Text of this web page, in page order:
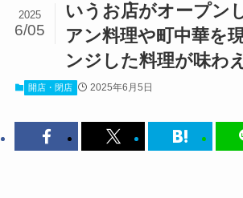
いうお店がオープン
アン料理や町中華を
ンジした料理が味わ
2025
6/05
開店・閉店 2025年6月5日